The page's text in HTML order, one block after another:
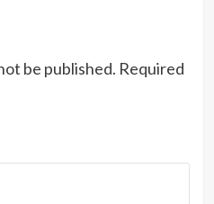
be published. Required